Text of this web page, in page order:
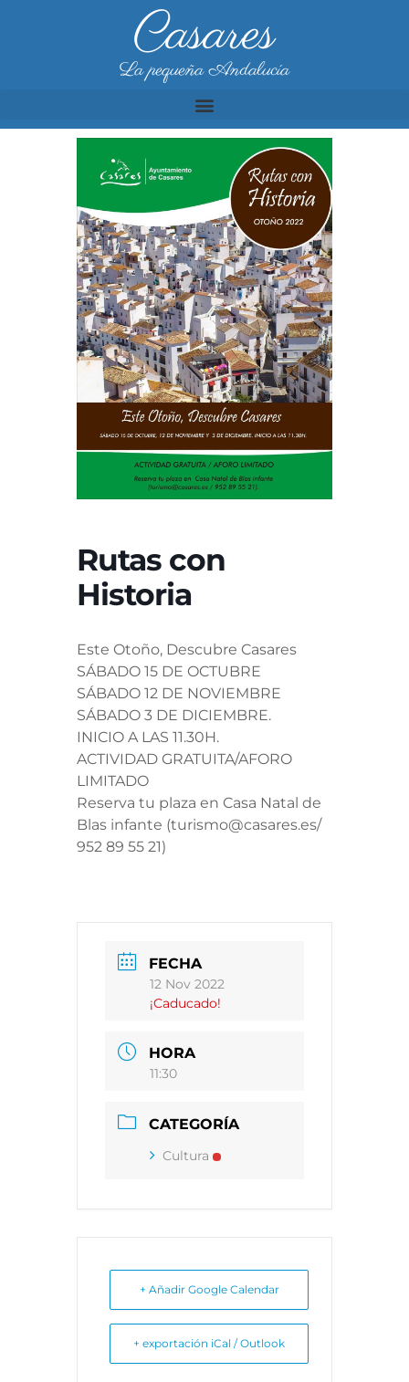
Casares
La pequeña Andalucía
Rutas con
Historia
Este Otoño, Descubre Casares
SÁBADO 15 DE OCTUBRE
SÁBADO 12 DE NOVIEMBRE
SÁBADO 3 DE DICIEMBRE.
INICIO A LAS 11.30H.
ACTIVIDAD GRATUITA/AFORO
LIMITADO
Reserva tu plaza en Casa Natal de
Blas infante (turismo@casares.es/
952 89 55 21)
FECHA
12 Nov 2022
¡Caducado!
HORA
11:30
CATEGORÍA
Cultura
+ Añadir Google Calendar
+ exportación iCal / Outlook